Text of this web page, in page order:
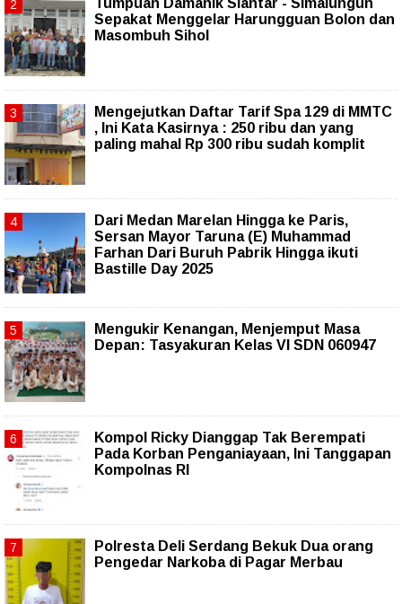
Tumpuan Damanik Siantar - Simalungun
Sepakat Menggelar Harungguan Bolon dan
Masombuh Sihol
Mengejutkan Daftar Tarif Spa 129 di MMTC
, Ini Kata Kasirnya : 250 ribu dan yang
paling mahal Rp 300 ribu sudah komplit
‎Dari Medan Marelan Hingga ke Paris,
Sersan Mayor Taruna (E) Muhammad
Farhan Dari Buruh Pabrik Hingga ikuti
Bastille Day 2025
Mengukir Kenangan, Menjemput Masa
Depan: Tasyakuran Kelas VI SDN 060947
Kompol Ricky Dianggap Tak Berempati
Pada Korban Penganiayaan, Ini Tanggapan
Kompolnas RI
Polresta Deli Serdang Bekuk Dua orang
Pengedar Narkoba di Pagar Merbau